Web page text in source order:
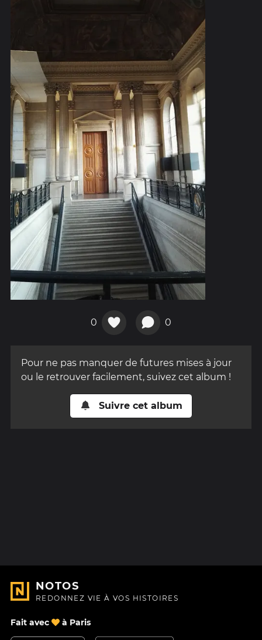
0 0
Pour ne pas manquer de futures mises à jour
ou le retrouver facilement, suivez cet album !
Suivre cet album
NOTOS
REDONNEZ VIE À VOS HISTOIRES
Fait avec à Paris